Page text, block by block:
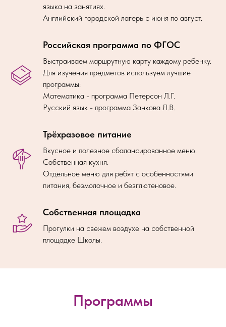
языка на занятиях.
Английский городской лагерь с июня по август.
Российская программа по ФГОС
Выстраиваем маршрутную карту каждому ребенку.
Для изучения предметов используем лучшие
программы:
Математика - программа Петерсон Л.Г.
Русский язык - программа Занкова Л.В.
Трёхразовое питание
Вкусное и полезное сбалансированное меню.
Собственная кухня.
Отдельное меню для ребят с особенностями
питания, безмолочное и безглютеновое.
Собственная площадка
Прогулки на свежем воздухе на собственной
площадке Школы.
Программы